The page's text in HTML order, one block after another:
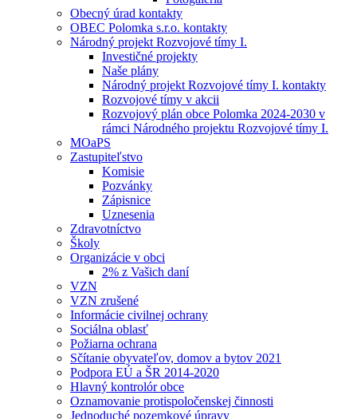
Obecný úrad kontakty
OBEC Polomka s.r.o. kontakty
Národný projekt Rozvojové tímy I.
Investičné projekty
Naše plány
Národný projekt Rozvojové tímy I. kontakty
Rozvojové tímy v akcii
Rozvojový plán obce Polomka 2024-2030 v
rámci Národného projektu Rozvojové tímy I.
MOaPS
Zastupiteľstvo
Komisie
Pozvánky
Zápisnice
Uznesenia
Zdravotníctvo
Školy
Organizácie v obci
2% z Vašich daní
VZN
VZN zrušené
Informácie civilnej ochrany
Sociálna oblasť
Požiarna ochrana
Sčítanie obyvateľov, domov a bytov 2021
Podpora EÚ a ŠR 2014-2020
Hlavný kontrolór obce
Oznamovanie protispoločenskej činnosti
Jednoduché pozemkové úpravy